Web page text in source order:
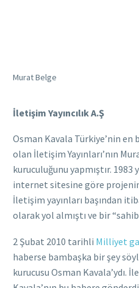
Murat Belge
İletişim Yayıncılık A.Ş
Osman Kavala Türkiye’nin en
olan İletişim Yayınları’nın
kuruculuğunu yapmıştır. 1983
internet sitesine göre
İletişim yayınları başından
olarak yol almıştı ve bir
2 Şubat 2010 tarihli Milliyet
haberse bambaşka bir şey
kurucusu Osman Kavala’ydı.